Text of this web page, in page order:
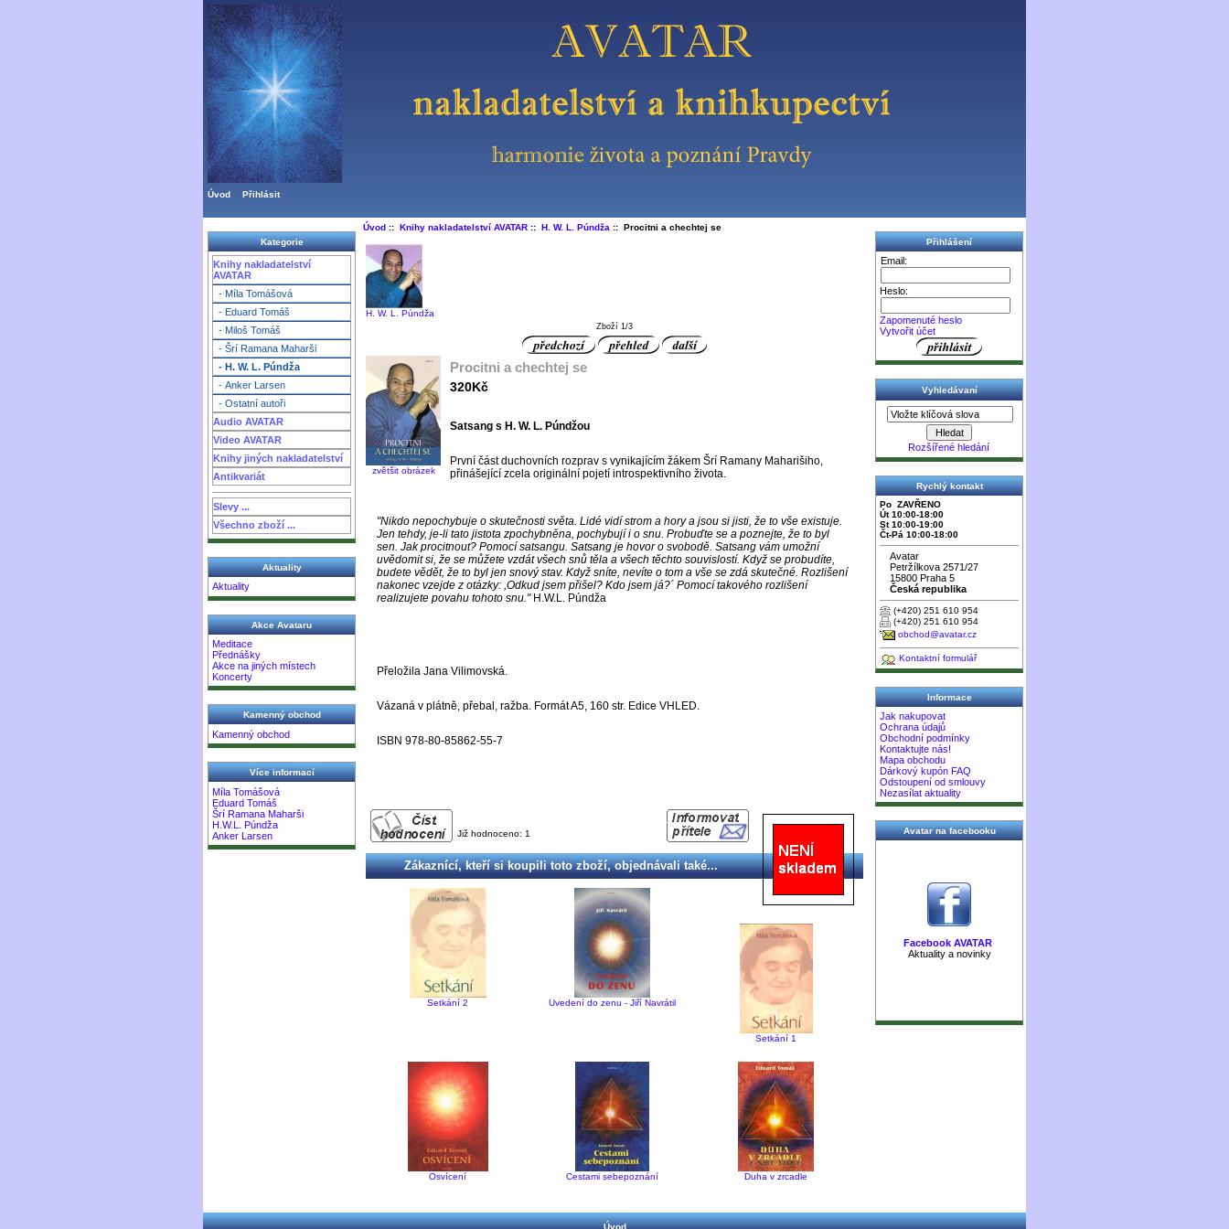
Úvod Přihlásit
Kategorie
Knihy nakladatelství
AVATAR
- Míla Tomášová
- Eduard Tomáš
- Miloš Tomáš
- Šrí Ramana Maharši
- H. W. L. Púndža
- Anker Larsen
- Ostatní autoři
Audio AVATAR
Video AVATAR
Knihy jiných nakladatelství
Antikvariát
Slevy ...
Všechno zboží ...
Aktuality
Aktuality
Akce Avataru
Meditace
Přednášky
Akce na jiných místech
Koncerty
Kamenný obchod
Kamenný obchod
Více informací
Míla Tomášová
Eduard Tomáš
Šrí Ramana Maharši
H.W.L. Púndža
Anker Larsen
Úvod:: Knihy nakladatelství AVATAR:: H. W. L. Púndža :: Procitni a chechtej se
H. W. L. Púndža
Zboží 1/3
zvětšit obrázek
Procitni a chechtej se
320Kč
Satsang s H. W. L. Púndžou
První část duchovních rozprav s vynikajícím žákem Šrí Ramany Maharišiho,
přinášející zcela originální pojetí introspektivního života.
"Nikdo nepochybuje o skutečnosti světa. Lidé vidí strom a hory a jsou si jisti, že to vše existuje.
Jen tehdy, je-li tato jistota zpochybněna, pochybují i o snu. Probuďte se a poznejte, že to byl
sen. Jak procitnout? Pomocí satsangu. Satsang je hovor o svobodě. Satsang vám umožní
uvědomit si, že se můžete vzdát všech snů těla a všech těchto souvislostí. Když se probudíte,
budete vědět, že to byl jen snový stav. Když sníte, nevíte o tom a vše se zdá skutečné. Rozlišení
nakonec vzejde z otázky: ,Odkud jsem přišel? Kdo jsem já?´ Pomocí takového rozlišení
realizujete povahu tohoto snu."H.W.L. Púndža
Přeložila Jana Vilimovská.
Vázaná v plátně, přebal, ražba. Formát A5, 160 str. Edice VHLED.
ISBN 978-80-85862-55-7
Již hodnoceno: 1
Zákaznící, kteří si koupili toto zboží, objednávali také...
Setkání 2 Uvedení do zenu - Jiří Navrátil
Setkání 1
Osvícení Cestami sebepoznání Duha v zrcadle
Přihlášení
Email:
Heslo:
Zapomenuté heslo
Vytvořit účet
Vyhledávaní
Rozšířené hledání
Rychlý kontakt
Po ZAVŘENO
Út 10:00-18:00
St 10:00-19:00
Čt-Pá 10:00-18:00
Avatar
Petržílkova 2571/27
15800 Praha 5
Česká republika
(+420) 251 610 954
(+420) 251 610 954
obchod@avatar.cz
Kontaktní formulář
Informace
Jak nakupovat
Ochrana údajů
Obchodní podmínky
Kontaktujte nás!
Mapa obchodu
Dárkový kupón FAQ
Odstoupení od smlouvy
Nezasílat aktuality
Avatar na facebooku
Facebook AVATAR
Aktuality a novinky
Úvod